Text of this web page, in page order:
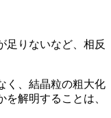
足りないなど、相反
く、結晶粒の粗大化
解明することは、